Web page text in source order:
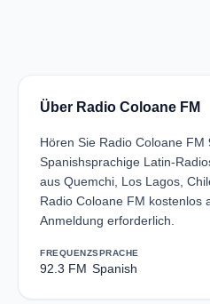
Über Radio Coloane FM
Hören Sie Radio Coloane
Spanishsprachige Latin-
aus Quemchi, Los Lagos,
Radio Coloane FM
Anmeldung erforderlich.
FREQUENZ
92.3 FM
SPRACHE
Spanish